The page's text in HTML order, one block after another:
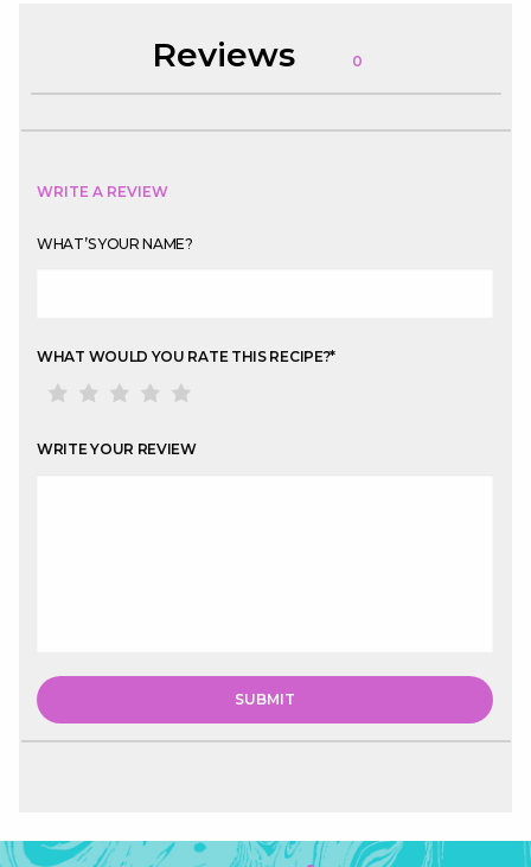
Reviews 0
WRITE A REVIEW
WHAT’S YOUR NAME?
WHAT WOULD YOU RATE THIS RECIPE?*
WRITE YOUR REVIEW